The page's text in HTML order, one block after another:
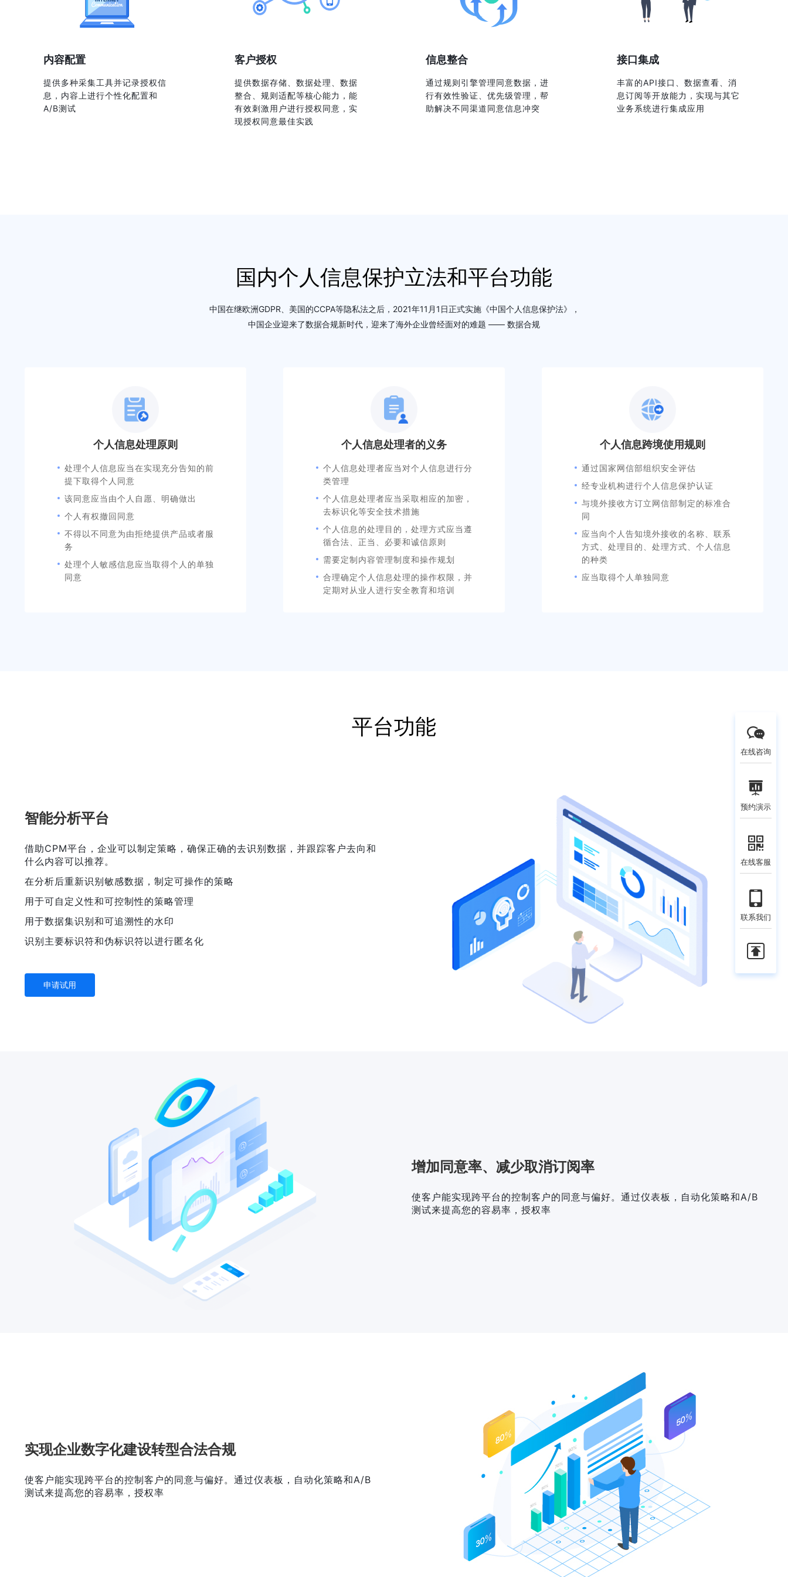
CPM同意与
CEM触达和客
内容配置
提供多种采集工具并记录授权信
息，内容上进行个性化配置和
A/B测试
客户授权
提供数据存储、数据处理、数据
整合、规则适配等核心能力，能
有效刺激用户进行授权同意，实
现授权同意最佳实践
信息整合
通过规则引擎管理同意数据，进
行有效性验证、优先级管理，帮
助解决不同渠道同意信息冲突
接口集成
丰富的API接口、数据查看、消
息订阅等开放能力，实现与其它
业务系统进行集成应用
国内个人信息保护立法和平台功能
中国在继欧洲GDPR、美国的CCPA等隐私法之后，2021年11月1日正式实施《中国个人信息保护法》，
中国企业迎来了数据合规新时代，迎来了海外企业曾经面对的难题 —— 数据合规
个人信息处理原则
处理个人信息应当在实现充分告知的前
提下取得个人同意
该同意应当由个人自愿、明确做出
个人有权撤回同意
不得以不同意为由拒绝提供产品或者服
务
处理个人敏感信息应当取得个人的单独
同意
个人信息处理者的义务
个人信息处理者应当对个人信息进行分
类管理
个人信息处理者应当采取相应的加密，
去标识化等安全技术措施
个人信息的处理目的，处理方式应当遵
循合法、正当、必要和诚信原则
需要定制内容管理制度和操作规划
合理确定个人信息处理的操作权限，并
定期对从业人进行安全教育和培训
个人信息跨境使用规则
通过国家网信部组织安全评估
经专业机构进行个人信息保护认证
与境外接收方订立网信部制定的标准合
同
应当向个人告知境外接收的名称、联系
方式、处理目的、处理方式、个人信息
的种类
应当取得个人单独同意
平台功能
智能分析平台
借助CPM平台，企业可以制定策略，确保正确的去识别数据，并跟踪客户去向和
什么内容可以推荐。
在分析后重新识别敏感数据，制定可操作的策略
用于可自定义性和可控制性的策略管理
用于数据集识别和可追溯性的水印
识别主要标识符和伪标识符以进行匿名化
申请试用
增加同意率、减少取消订阅率
使客户能实现跨平台的控制客户的同意与偏好。通过仪表板，自动化策略和A/B
测试来提高您的容易率，授权率
实现企业数字化建设转型合法合规
使客户能实现跨平台的控制客户的同意与偏好。通过仪表板，自动化策略和A/B
测试来提高您的容易率，授权率
在线咨询
预约演示
在线客服
联系我们